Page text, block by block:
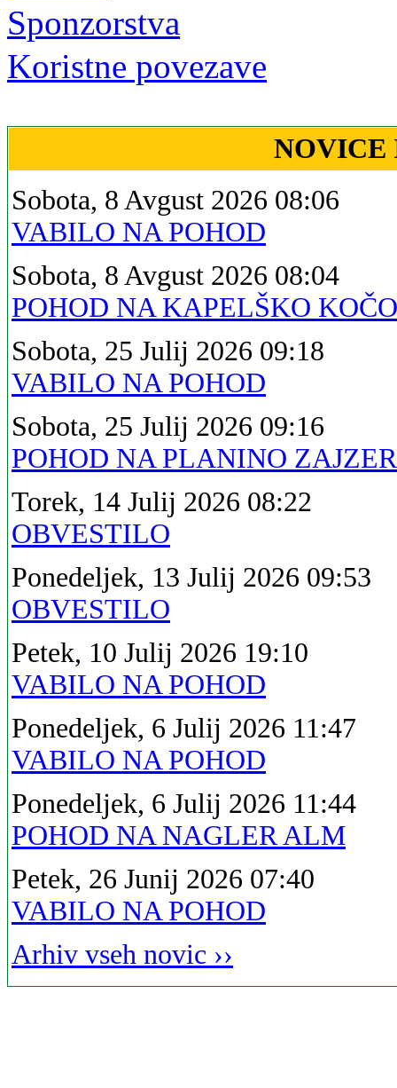
Sponzorstva
Koristne povezave
NOVICE
Sobota, 8 Avgust 2026 08:06
VABILO NA POHOD
Sobota, 8 Avgust 2026 08:04
POHOD NA KAPELŠKO KOČO
Sobota, 25 Julij 2026 09:18
VABILO NA POHOD
Sobota, 25 Julij 2026 09:16
POHOD NA PLANINO
Torek, 14 Julij 2026 08:22
OBVESTILO
Ponedeljek, 13 Julij 2026 09:53
OBVESTILO
Petek, 10 Julij 2026 19:10
VABILO NA POHOD
Ponedeljek, 6 Julij 2026 11:47
VABILO NA POHOD
Ponedeljek, 6 Julij 2026 11:44
POHOD NA NAGLER ALM
Petek, 26 Junij 2026 07:40
VABILO NA POHOD
Arhiv vseh novic ››